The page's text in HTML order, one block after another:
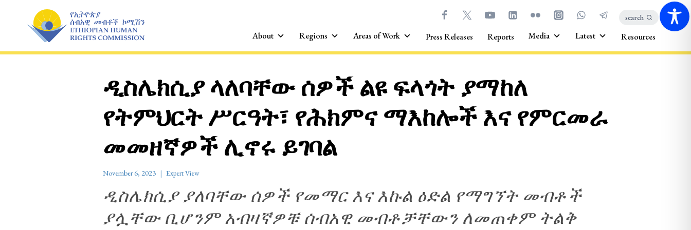
content
search
About Regions Areas of Work Press Releases Reports Media Latest Resources
ዲስሌክሲያ ላለባቸው ሰዎች ልዩ ፍላጎት ያማከለ
የትምህርት ሥርዓት፣ የሕክምና ማእከሎች እና የምርመራ
መመዘኛዎች ሊኖሩ ይገባል
November 6, 2023 Expert View
ዲስሌክሲያ ያለባቸው ሰዎች የመማር እና እኩል ዕድል የማግኘት መብቶች
ያሏቸው ቢሆንም አብዛኛዎቹ ሰብአዊ መብቶቻቸውን ለመጠቀም ትልቅ